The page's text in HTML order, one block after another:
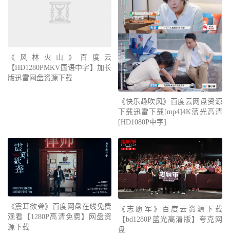
《风林火山》百度云
【HD1280PMKV国语中字】加长
版迅雷网盘资源下载
《快乐趣吹风》百度云网盘资源
下载迅雷下载[mp4]4K蓝光高清
[HD1080P中字]
《震耳欲聋》百度网盘在线免费
观看【1280P高清免费】网盘资
源下载
《志愿军》百度云资源下载
【bd1280P蓝光高清版】夸克网
盘